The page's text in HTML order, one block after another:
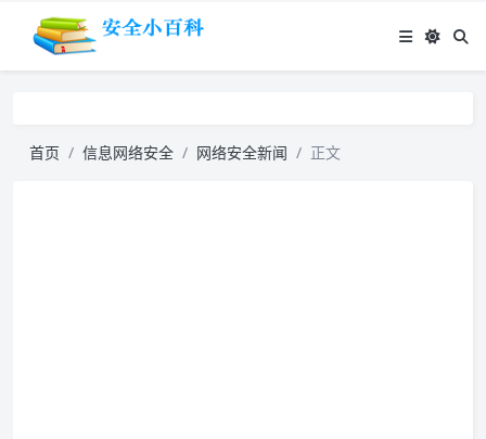
首页 信息网络安全 网络安全新闻 正文